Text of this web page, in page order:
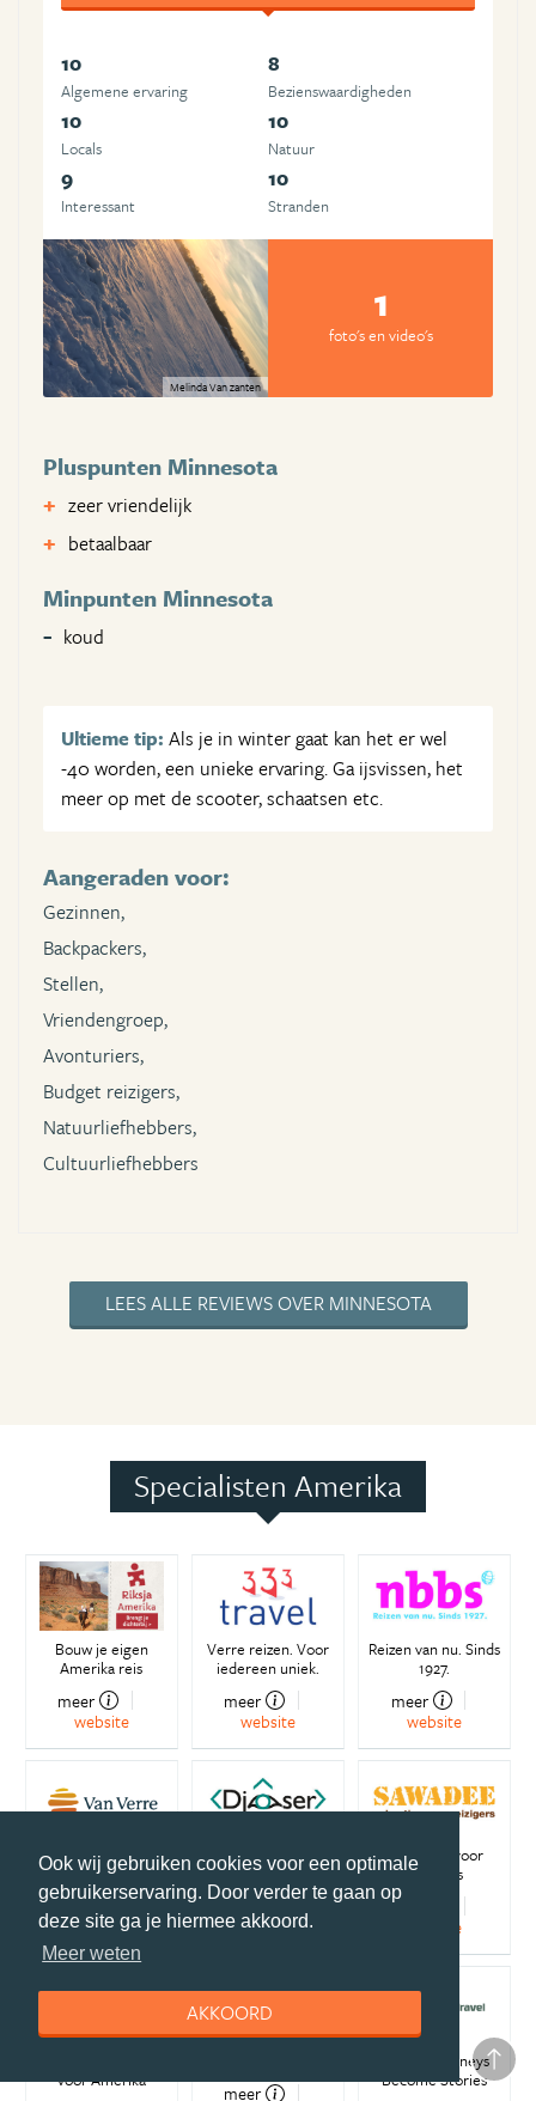
Ook wij gebruiken cookies voor een optimale
gebruikerservaring. Door verder te gaan op
deze site ga je hiermee akkoord.
Meer weten
AKKOORD
10
Algemene ervaring
8
Beziens­waardigheden
10
Locals
10
Natuur
9
Interessant
10
Stranden
Melinda Van zanten
1
foto's en video's
Pluspunten Minnesota
zeer vriendelijk
betaalbaar
Minpunten Minnesota
koud
Ultieme tip: Als je in winter gaat kan het er wel
-40 worden, een unieke ervaring. Ga ijsvissen, het
meer op met de scooter, schaatsen etc.
Aangeraden voor:
Gezinnen,
Backpackers,
Stellen,
Vriendengroep,
Avonturiers,
Budget reizigers,
Natuurliefhebbers,
Cultuurliefhebbers
LEES ALLE REVIEWS OVER MINNESOTA
Specialisten Amerika
Bouw je eigen
Amerika reis
meer
website
Verre reizen. Voor
iedereen uniek.
meer
website
Reizen van nu. Sinds
1927.
meer
website
Individuele reizen op
maat
meer
website
Met oog voor de
wereld
meer
website
Vakanties voor
reizigers
meer
website
voor Amerika
meer
Where Journeys
Become Stories